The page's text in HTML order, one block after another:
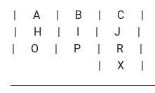
| A | B | C |
| H | I |J |
| O | P | R
|X |